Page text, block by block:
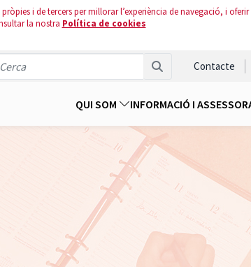
i de tercers per millorar l’experiència de navegació, i oferir
la nostra Política de cookies
Contacte
QUI SOM INFORMACIÓ I